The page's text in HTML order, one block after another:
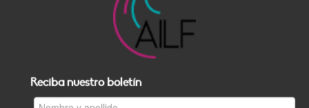
Reciba nuestro boletín